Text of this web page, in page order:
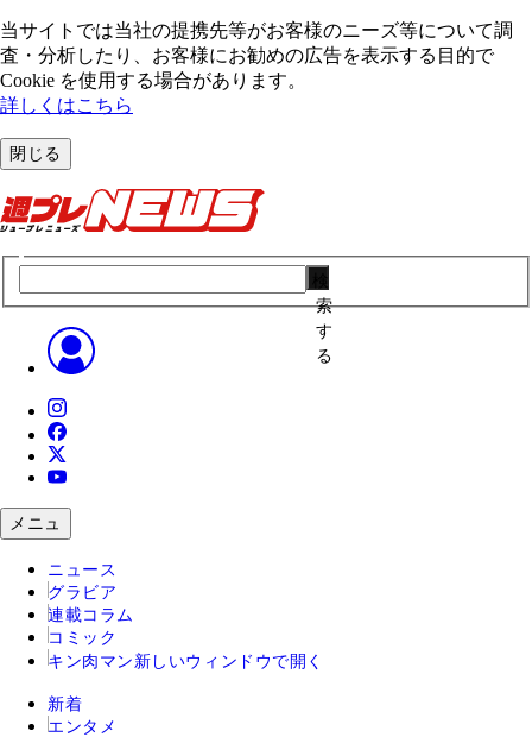
当サイトでは当社の提携先等がお客様のニーズ等について調
査・分析したり、お客様にお勧めの広告を表⽰する⽬的で
Cookie を使⽤する場合があります。
詳しくはこちら
閉じる
索
す
る
メニュ
ニュース
グラビア
連載コラム
コミック
キン肉マン 新しいウィンドウで開く
新着
エンタメ